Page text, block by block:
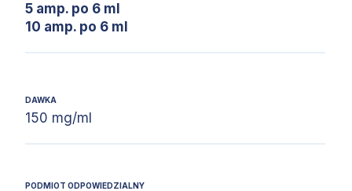
5 amp. po 6 ml
10 amp. po 6 ml
DAWKA
150 mg/ml
PODMIOT ODPOWIEDZIALNY